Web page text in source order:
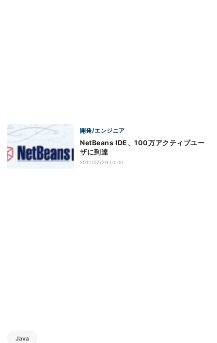
開発/エンジニア
NetBeans IDE、100万アクティブユー
ザに到達
2011/07/29 10:00
Java